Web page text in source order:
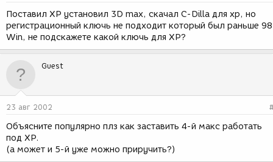
н
и
я
Поставил XP установил 3D max, скачал C-Dilla для xp, но
регистрационный ключь не подходит который был раньше 98
Win, не подскажете какой ключь для XP?
Guest
23 авг 2002
Объясните популярно плз как заставить 4-й макс работать
под XP.
(а может и 5-й уже можно приручить?)